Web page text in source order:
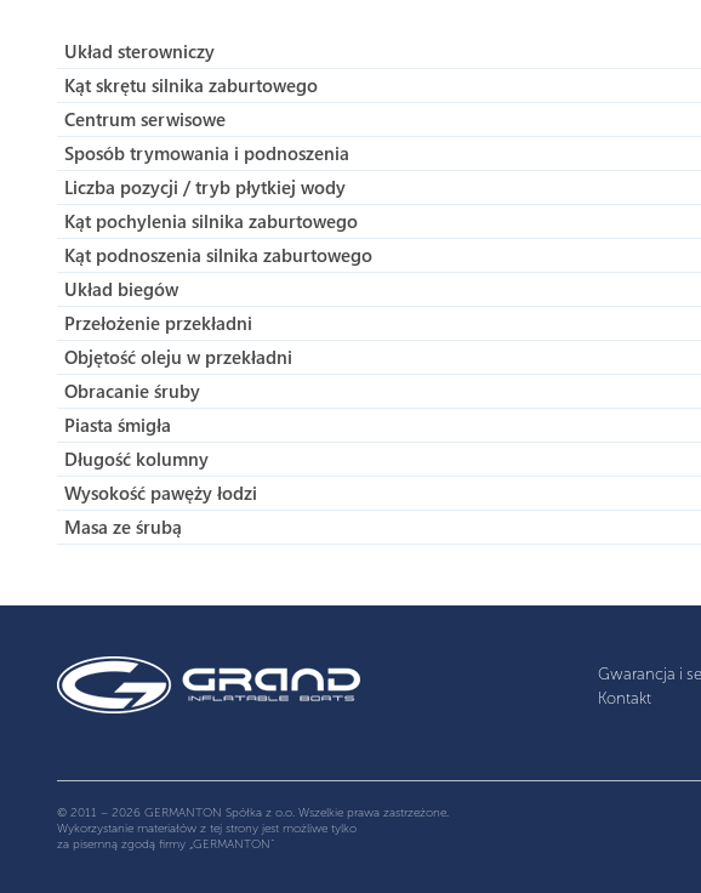
Układ sterowniczy
Kąt skrętu silnika zaburtowego
Centrum serwisowe
Sposób trymowania i podnoszenia
Liczba pozycji / tryb płytkiej wody
Kąt pochylenia silnika zaburtowego
Kąt podnoszenia silnika zaburtowego
Układ biegów
Przełożenie przekładni
Objętość oleju w przekładni
Obracanie śruby
Piasta śmigła
Długość kolumny
Wysokość pawęży łodzi
Masa ze śrubą
Gwarancja i
Kontakt
© 2011 – 2026 GERMANTON Spółka z o.o. Wszelkie prawa zastrzeżone.
Wykorzystanie materiałów z tej strony jest możliwe tylko
za pisemną zgodą firmy „GERMANTON”